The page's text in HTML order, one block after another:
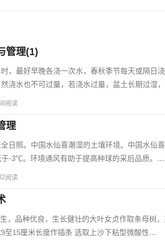
管理(1)
，最好早晚各浇一次水，春秋季节每天或隔日
浇水也不可过量，若浇水过量，盆土长期过湿
阅读
理
日照。中国水仙喜潮湿的土壤环境。中国水仙
-3℃。环境通风有助于提高种球的采后品质。…
阅读
，品种优良，生长健壮的大叶女贞作取条母树
至15厘米长度作插条 选取上沙下粘型微酸性…